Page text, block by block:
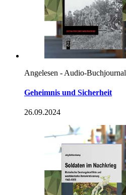
Angelesen - Audio-Buchjournal
Geheimnis und Sicherheit
26.09.2024